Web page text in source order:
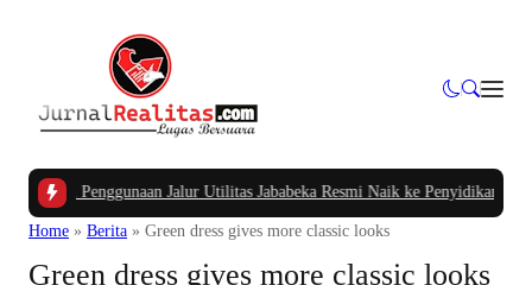
Penggunaan Jalur Utilitas Jababeka Resmi Naik ke Penyidikan|Belum
Home » Berita » Green dress gives more classic looks
Green dress gives more classic looks